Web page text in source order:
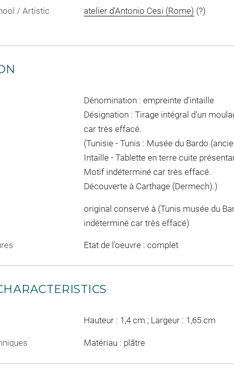
/ Artistic
atelier d'Antonio Cesi (Rome) (?)
Dénomination : empreinte d'intaille
Désignation : Tirage intégral d'un
car très effacé.
(Tunisie - Tunis : Musée du Bardo
Intaille - Tablette en terre cuite
Motif indéterminé car très effacé.
Découverte à Carthage (Dermech).)
original conservé à (Tunis musée du
indéterminé car très effacé)
Etat de l'oeuvre : complet
Hauteur : 1,4 cm ; Largeur : 1,65 cm
Matériau : plâtre